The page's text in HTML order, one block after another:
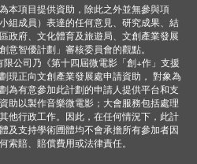
本項目提供資助，除此之外並無參與項
組成員）表達的任何意見、研究成果、結
政府、文化體育及旅遊局、文創產業發展
意智優計劃」審核委員會的觀點。
公司乃《第十四屆微電影「創+作」支援
現正向文創產業發展處申請資助， 對象為
為有意參加此計劃的申請人提供平台和支
助以製作音樂微電影；大會服務包括處理
他行政工作。因此，在任何情況下，此計
及支持學術圑體均不會承擔所有參加者因
索賠、賠償費用或法律責任。